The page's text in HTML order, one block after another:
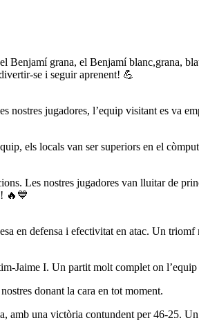
grana, el Benjamí blanc,grana,
se i seguir aprenent! 💪
jugadores, l’equip visitant es va
els locals van ser superiors en el
Les nostres jugadores van lluitar de
🔥💙
en defensa i efectivitat en atac. Un
I. Un partit molt complet on
donant la cara en tot moment.
una victòria contundent per 46-25.